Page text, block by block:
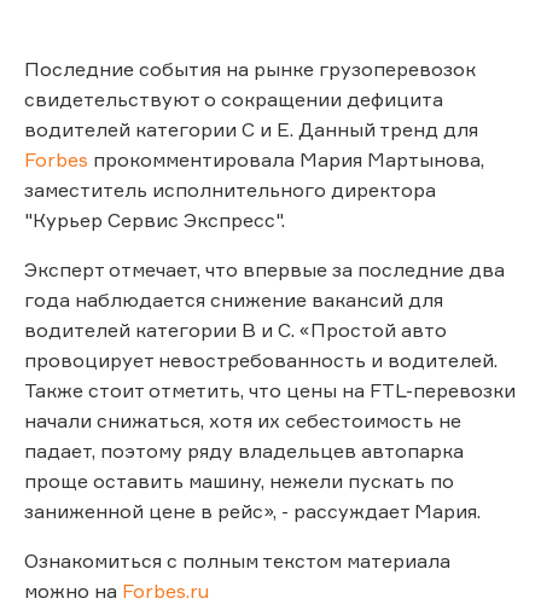
Последние события на рынке грузоперевозок
свидетельствуют о сокращении дефицита
водителей категории С и E. Данный тренд для
Forbes прокомментировала Мария Мартынова,
заместитель исполнительного директора
"Курьер Сервис Экспресс".
Эксперт отмечает, что впервые за последние два
года наблюдается снижение вакансий для
водителей категории В и С. «Простой авто
провоцирует невостребованность и водителей.
Также стоит отметить, что цены на FTL-перевозки
начали снижаться, хотя их себестоимость не
падает, поэтому ряду владельцев автопарка
проще оставить машину, нежели пускать по
заниженной цене в рейс», - рассуждает Мария.
Ознакомиться с полным текстом материала
можно на Forbes.ru